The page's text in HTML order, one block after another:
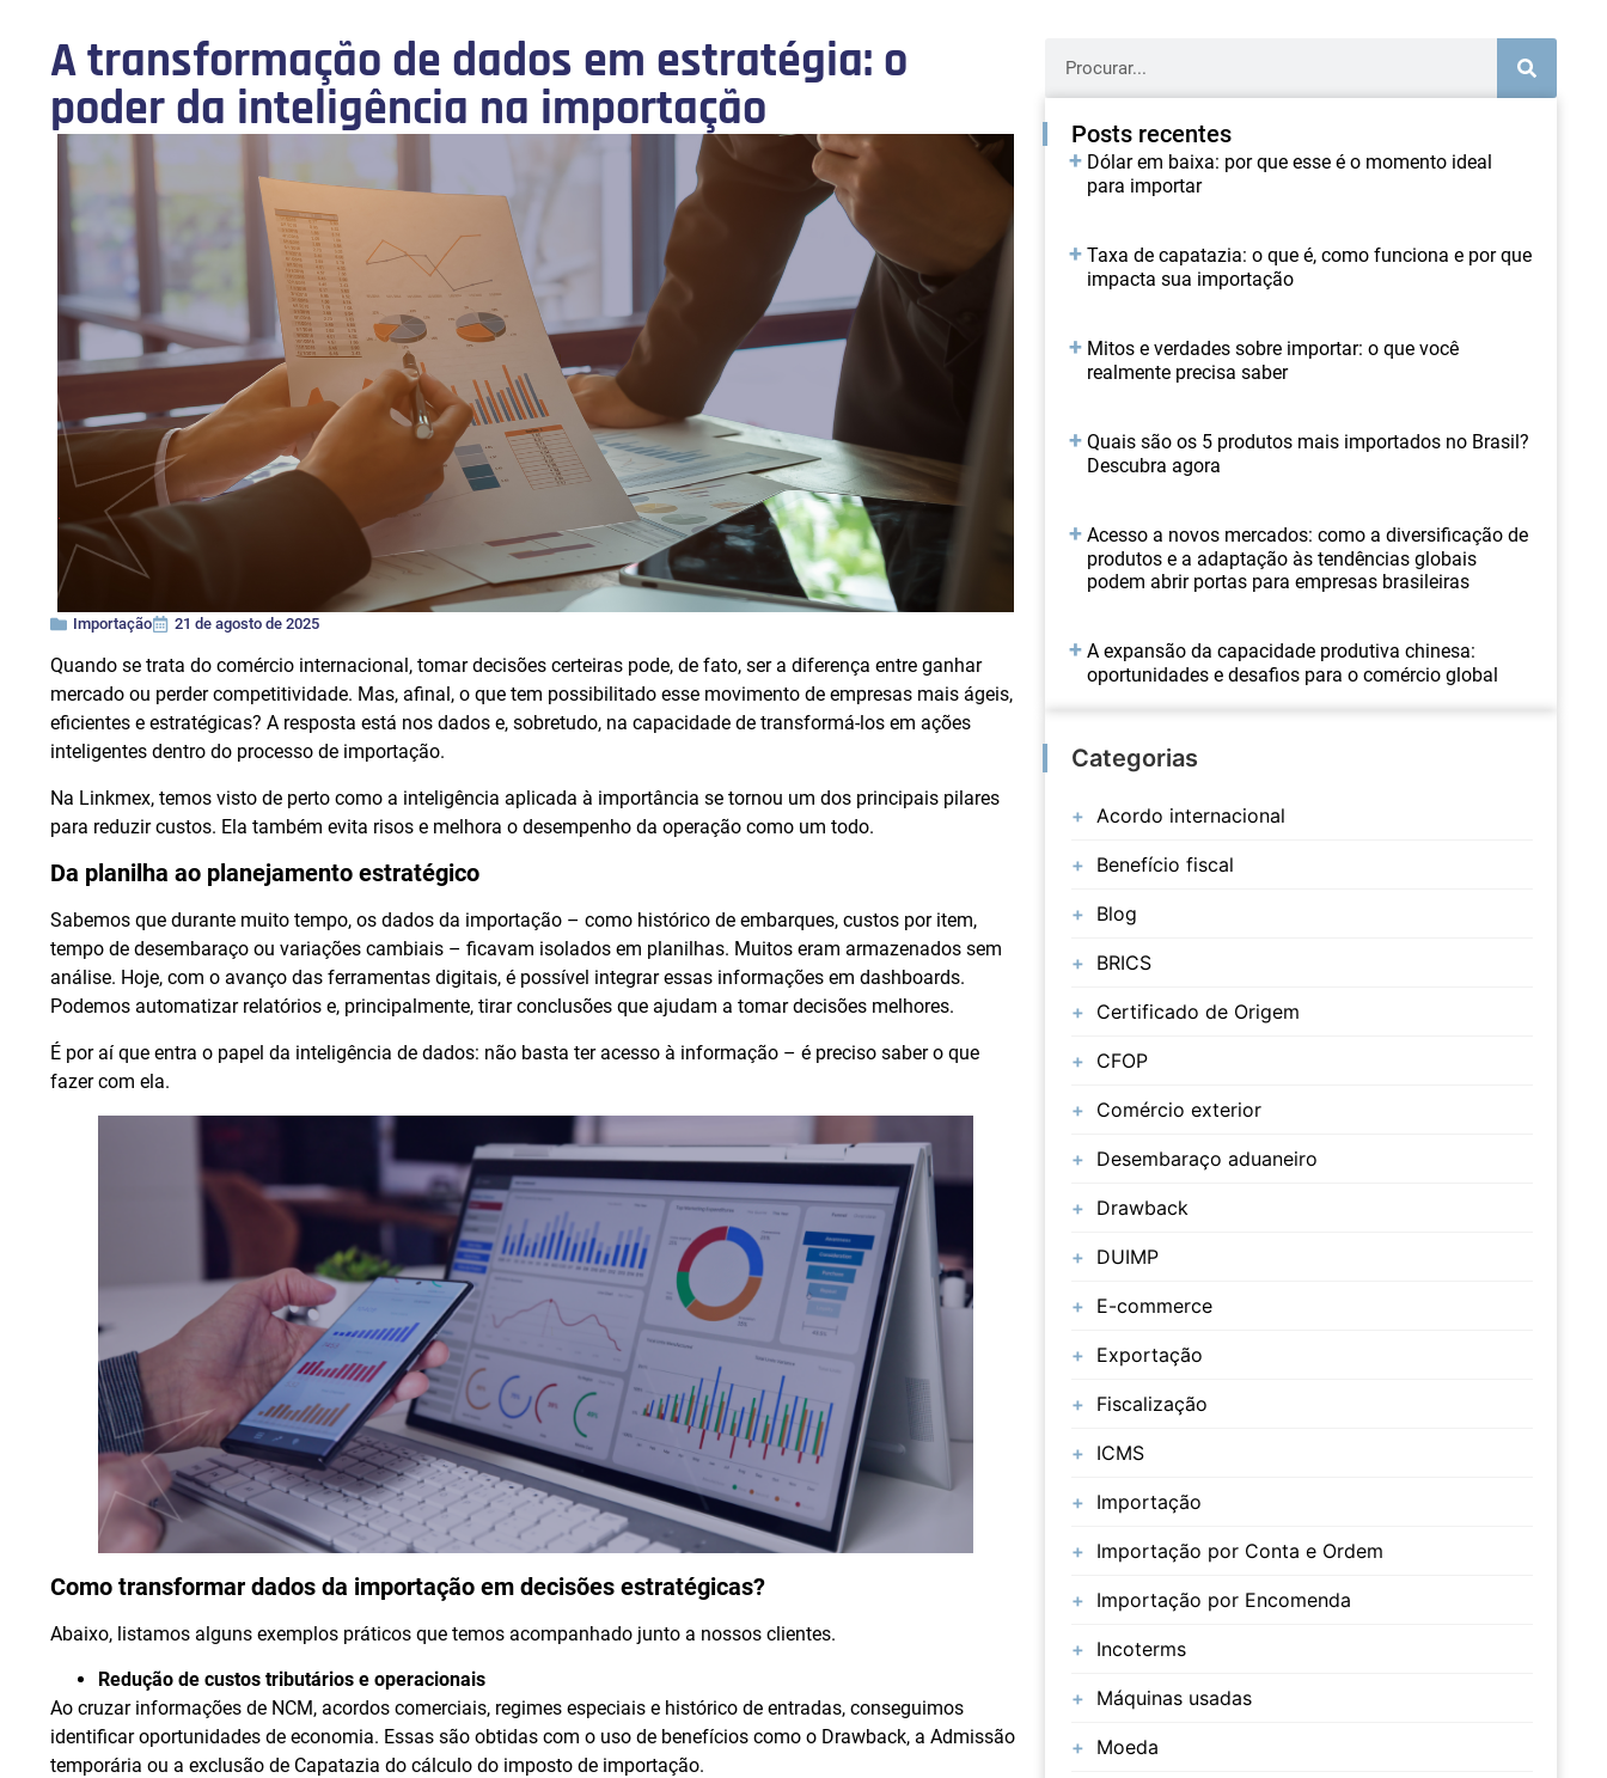
A transformação de dados em estratégia: o
poder da inteligência na importação
Importação 21 de agosto de 2025
Quando se trata do comércio internacional, tomar decisões certeiras pode, de fato, ser a diferença entre ganhar
mercado ou perder competitividade. Mas, afinal, o que tem possibilitado esse movimento de empresas mais ágeis,
eficientes e estratégicas? A resposta está nos dados e, sobretudo, na capacidade de transformá-los em ações
inteligentes dentro do processo de importação.
Na Linkmex, temos visto de perto como a inteligência aplicada à importância se tornou um dos principais pilares
para reduzir custos. Ela também evita risos e melhora o desempenho da operação como um todo.
Da planilha ao planejamento estratégico
Sabemos que durante muito tempo, os dados da importação – como histórico de embarques, custos por item,
tempo de desembaraço ou variações cambiais – ficavam isolados em planilhas. Muitos eram armazenados sem
análise. Hoje, com o avanço das ferramentas digitais, é possível integrar essas informações em dashboards.
Podemos automatizar relatórios e, principalmente, tirar conclusões que ajudam a tomar decisões melhores.
É por aí que entra o papel da inteligência de dados: não basta ter acesso à informação – é preciso saber o que
fazer com ela.
Como transformar dados da importação em decisões estratégicas?
Abaixo, listamos alguns exemplos práticos que temos acompanhado junto a nossos clientes.
Redução de custos tributários e operacionais
Ao cruzar informações de NCM, acordos comerciais, regimes especiais e histórico de entradas, conseguimos
identificar oportunidades de economia. Essas são obtidas com o uso de benefícios como o Drawback, a Admissão
temporária ou a exclusão de Capatazia do cálculo do imposto de importação.
Posts recentes
Dólar em baixa: por que esse é o momento ideal
para importar
Taxa de capatazia: o que é, como funciona e por que
impacta sua importação
Mitos e verdades sobre importar: o que você
realmente precisa saber
Quais são os 5 produtos mais importados no Brasil?
Descubra agora
Acesso a novos mercados: como a diversificação de
produtos e a adaptação às tendências globais
podem abrir portas para empresas brasileiras
A expansão da capacidade produtiva chinesa:
oportunidades e desafios para o comércio global
Categorias
Acordo internacional
Benefício fiscal
Blog
BRICS
Certificado de Origem
CFOP
Comércio exterior
Desembaraço aduaneiro
Drawback
DUIMP
E-commerce
Exportação
Fiscalização
ICMS
Importação
Importação por Conta e Ordem
Importação por Encomenda
Incoterms
Máquinas usadas
Moeda